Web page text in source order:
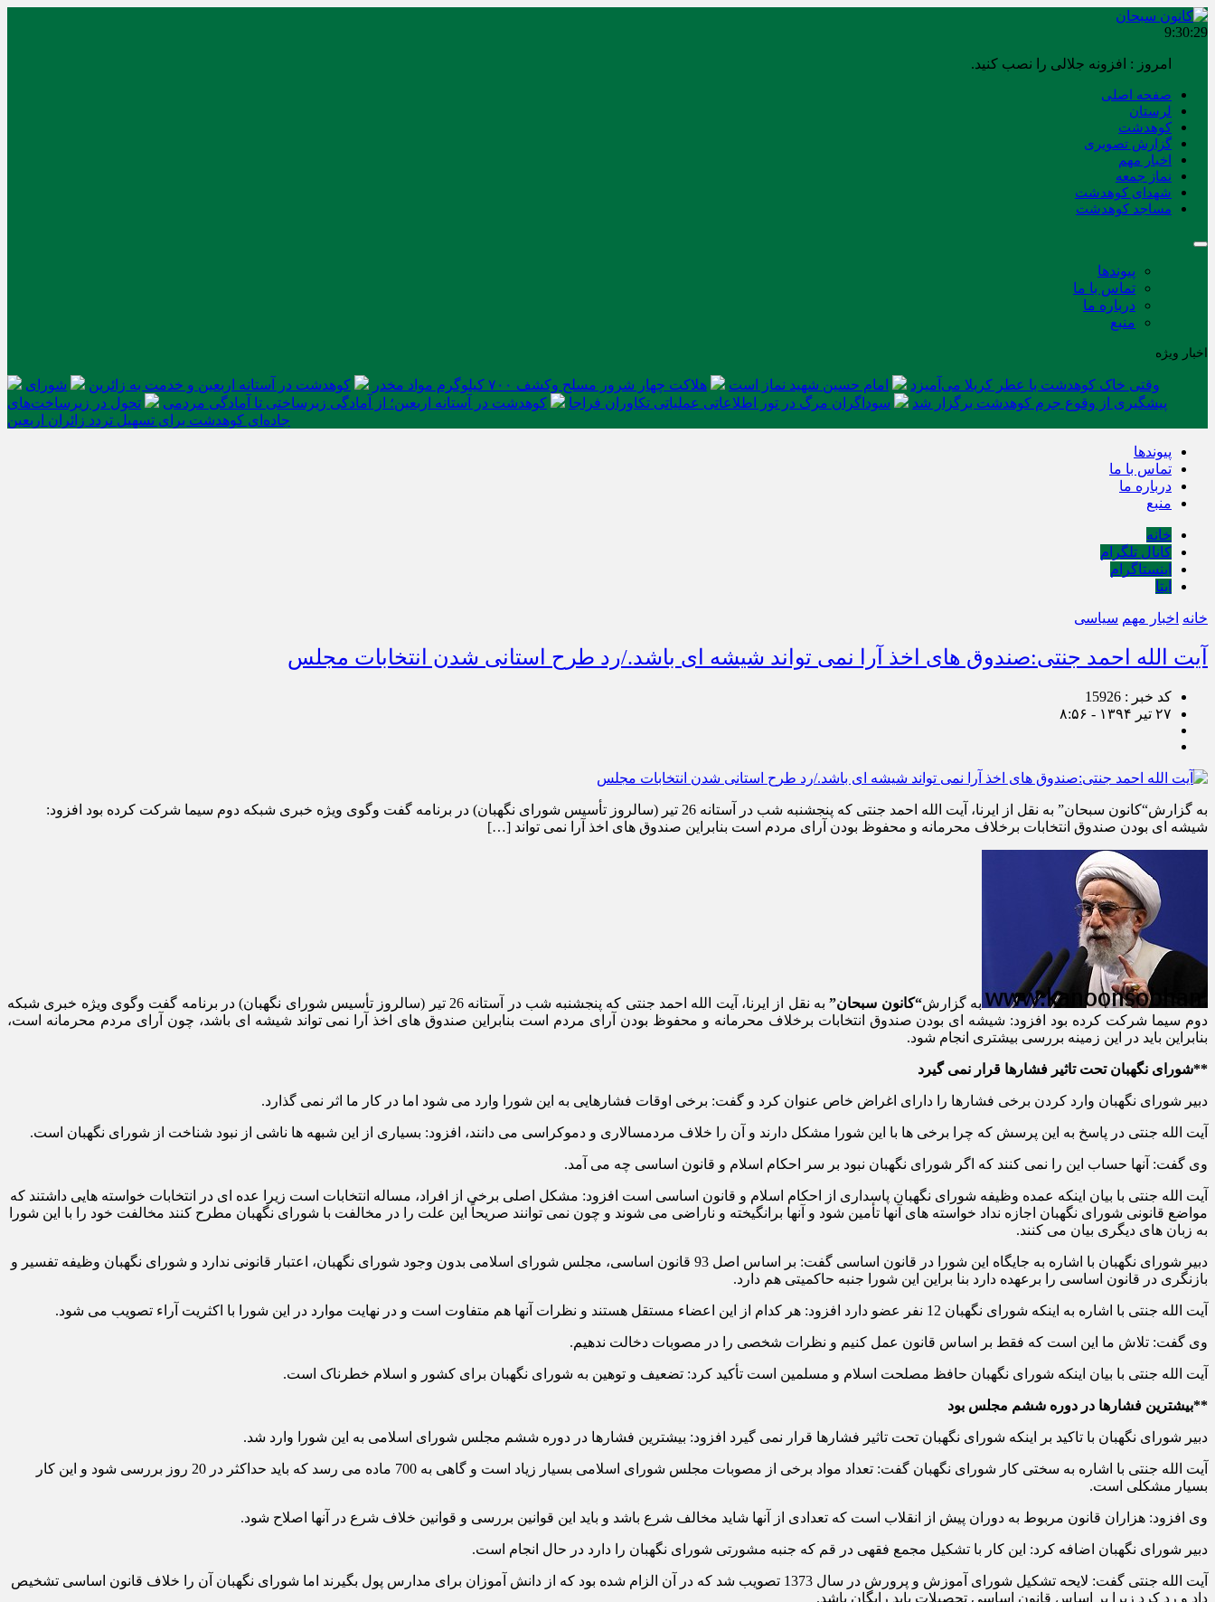
9:30:30
امروز : افزونه جلالی را نصب کنید.
صفحه اصلی
لرستان
کوهدشت
گزارش تصویری
اخبار مهم
نماز جمعه
شهدای کوهدشت
مساجد کوهدشت
پیوندها
تماس با ما
درباره ما
منبع
اخبار ویژه
وقتی خاک کوهدشت با عطر کربلا می‌آمیزد امام حسین شهید نماز است هلاکت چهار شرور مسلح وکشف ۷۰۰ کیلوگرم مواد مخدر کوهدشت در آستانه اربعین و خدمت‌ به زائرین
شورای
پیشگیری از وقوع جرم کوهدشت برگزار شد
سوداگران مرگ در تور اطلاعاتی عملیاتی تکاوران فراجا کوهدشت در آستانه اربعین؛ از آمادگی زیرساختی تا آمادگی مردمی
تحول در زیرساخت‌های
جاده‌ای کوهدشت برای تسهیل تردد زائران اربعین
پیوندها
تماس با ما
درباره ما
منبع
خانه
کانال تلگرام
اینستاگرام
ایتا
خانه اخبار مهم سیاسی
آیت الله احمد جنتی:صندوق های اخذ آرا نمی تواند شیشه ای باشد./رد طرح استانی شدن انتخابات مجلس
کد خبر : 15926
۲۷ تیر ۱۳۹۴ - ۸:۵۶
به گزارش“کانون سبحان” به نقل از ایرنا، آیت الله احمد جنتی که پنجشنبه شب در آستانه 26 تیر (سالروز تأسیس شورای نگهبان) در برنامه گفت وگوی ویژه خبری شبکه دوم سیما شرکت کرده بود افزود:
شیشه ای بودن صندوق انتخابات برخلاف محرمانه و محفوظ بودن آرای مردم است بنابراین صندوق های اخذ آرا نمی تواند […]
به گزارش“کانون سبحان”
به نقل از ایرنا، آیت الله احمد جنتی که پنجشنبه شب در آستانه 26 تیر (سالروز تأسیس شورای نگهبان) در برنامه گفت وگوی ویژه خبری شبکه
دوم سیما شرکت کرده بود افزود: شیشه ای بودن صندوق انتخابات برخلاف محرمانه و محفوظ بودن آرای مردم است بنابراین صندوق های اخذ آرا نمی تواند شیشه ای باشد، چون آرای مردم محرمانه است،
بنابراین باید در این زمینه بررسی بیشتری انجام شود.
**شورای نگهبان تحت تاثیر فشارها قرار نمی گیرد
دبیر شورای نگهبان وارد کردن برخی فشارها را دارای اغراض خاص عنوان کرد و گفت: برخی اوقات فشارهایی به این شورا وارد می شود اما در کار ما اثر نمی گذارد.
آیت الله جنتی در پاسخ به این پرسش که چرا برخی ها با این شورا مشکل دارند و آن را خلاف مردمسالاری و دموکراسی می دانند، افزود: بسیاری از این شبهه ها ناشی از نبود شناخت از شورای نگهبان است.
وی گفت: آنها حساب این را نمی کنند که اگر شورای نگهبان نبود بر سر احکام اسلام و قانون اساسی چه می آمد.
آیت الله جنتی با بیان اینکه عمده وظیفه شورای نگهبان پاسداری از احکام اسلام و قانون اساسی است افزود: مشکل اصلی برخی از افراد، مساله انتخابات است زیرا عده ای در انتخابات خواسته هایی داشتند که
مواضع قانونی شورای نگهبان اجازه نداد خواسته های آنها تأمین شود و آنها برانگیخته و ناراضی می شوند و چون نمی توانند صریحاً این علت را در مخالفت با شورای نگهبان مطرح کنند مخالفت خود را با این شورا
به زبان های دیگری بیان می کنند.
دبیر شورای نگهبان با اشاره به جایگاه این شورا در قانون اساسی گفت: بر اساس اصل 93 قانون اساسی، مجلس شورای اسلامی بدون وجود شورای نگهبان، اعتبار قانونی ندارد و شورای نگهبان وظیفه تفسیر و
بازنگری در قانون اساسی را برعهده دارد بنا براین این شورا جنبه حاکمیتی هم دارد.
آیت الله جنتی با اشاره به اینکه شورای نگهبان 12 نفر عضو دارد افزود: هر کدام از این اعضاء مستقل هستند و نظرات آنها هم متفاوت است و در نهایت موارد در این شورا با اکثریت آراء تصویب می شود.
وی گفت: تلاش ما این است که فقط بر اساس قانون عمل کنیم و نظرات شخصی را در مصوبات دخالت ندهیم.
آیت الله جنتی با بیان اینکه شورای نگهبان حافظ مصلحت اسلام و مسلمین است تأکید کرد: تضعیف و توهین به شورای نگهبان برای کشور و اسلام خطرناک است.
**بیشترین فشارها در دوره ششم مجلس بود
دبیر شورای نگهبان با تاکید بر اینکه شورای نگهبان تحت تاثیر فشارها قرار نمی گیرد افزود: بیشترین فشارها در دوره ششم مجلس شورای اسلامی به این شورا وارد شد.
آیت الله جنتی با اشاره به سختی کار شورای نگهبان گفت: تعداد مواد برخی از مصوبات مجلس شورای اسلامی بسیار زیاد است و گاهی به 700 ماده می رسد که باید حداکثر در 20 روز بررسی شود و این کار
بسیار مشکلی است.
وی افزود: هزاران قانون مربوط به دوران پیش از انقلاب است که تعدادی از آنها شاید مخالف شرع باشد و باید این قوانین بررسی و قوانین خلاف شرع در آنها اصلاح شود.
دبیر شورای نگهبان اضافه کرد: این کار با تشکیل مجمع فقهی در قم که جنبه مشورتی شورای نگهبان را دارد در حال انجام است.
آیت الله جنتی گفت: لایحه تشکیل شورای آموزش و پرورش در سال 1373 تصویب شد که در آن الزام شده بود که از دانش آموزان برای مدارس پول بگیرند اما شورای نگهبان آن را خلاف قانون اساسی تشخیص
داد و رد کرد زیرا بر اساس قانون اساسی تحصیلات باید رایگان باشد.